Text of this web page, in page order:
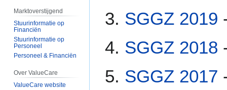
SGGZ 2019
SGGZ 2018
SGGZ 2017
Marktoverstijgend
Stuurinformatie op
Financiën
Stuurinformatie op
Personeel
Personeel & Financiën
Over ValueCare
ValueCare website